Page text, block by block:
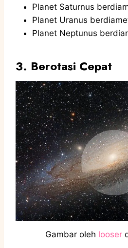
Planet Saturnus
Planet Uranus
Planet Neptunus
3. Berotasi Cepat
Gambar oleh looser